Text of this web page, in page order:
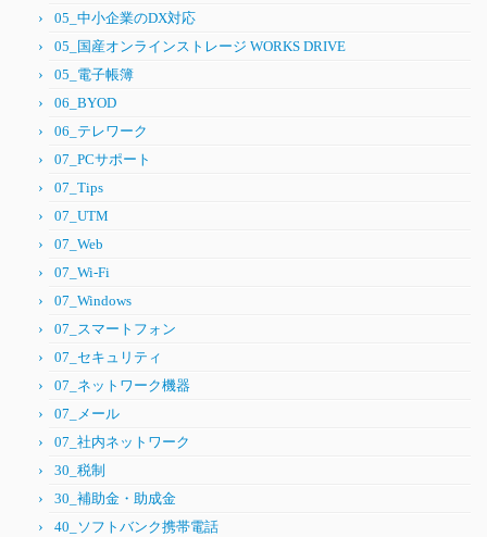
05_中小企業のDX対応
05_国産オンラインストレージ WORKS DRIVE
05_電子帳簿
06_BYOD
06_テレワーク
07_PCサポート
07_Tips
07_UTM
07_Web
07_Wi-Fi
07_Windows
07_スマートフォン
07_セキュリティ
07_ネットワーク機器
07_メール
07_社内ネットワーク
30_税制
30_補助金・助成金
40_ソフトバンク携帯電話